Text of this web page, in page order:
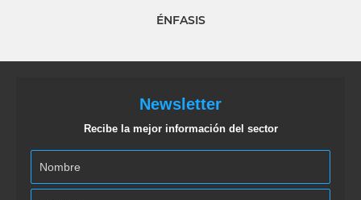
ÉNFASIS
Newsletter
Recibe la mejor información del sector